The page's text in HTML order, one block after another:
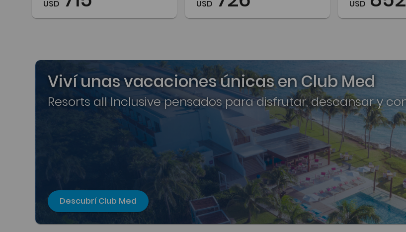
USD USD USD
Viví unas vacaciones únicas en Club Med
Resorts all Inclusive pensados para disfrutar, descansar y
Descubrí Club Med